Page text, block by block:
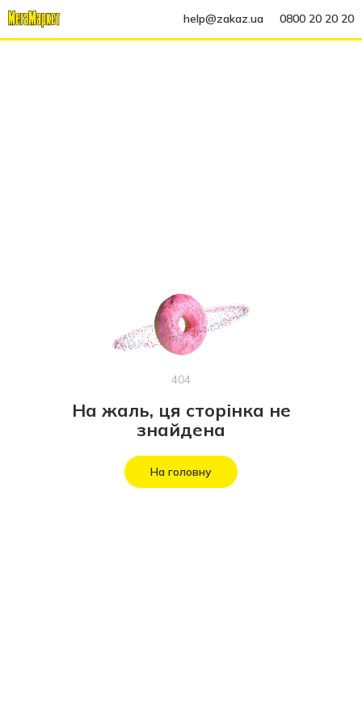
help@zakaz.ua 0800 20 20 20
404
На жаль, ця сторінка не
знайдена
На головну